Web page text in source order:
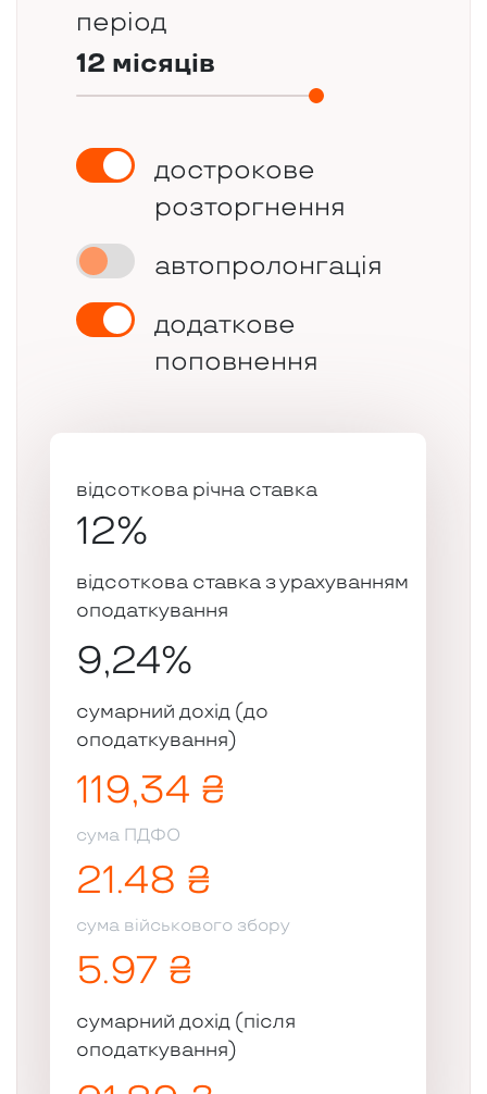
період
12 місяців
дострокове
розторгнення
автопролонгація
додаткове
поповнення
відсоткова річна ставка
12%
відсоткова ставка з урахуванням
оподаткування
9,24%
сумарний дохід (до
оподаткування)
119,34 ₴
cума ПДФО
21.48 ₴
cума військового збору
5.97 ₴
сумарний дохід (після
оподаткування)